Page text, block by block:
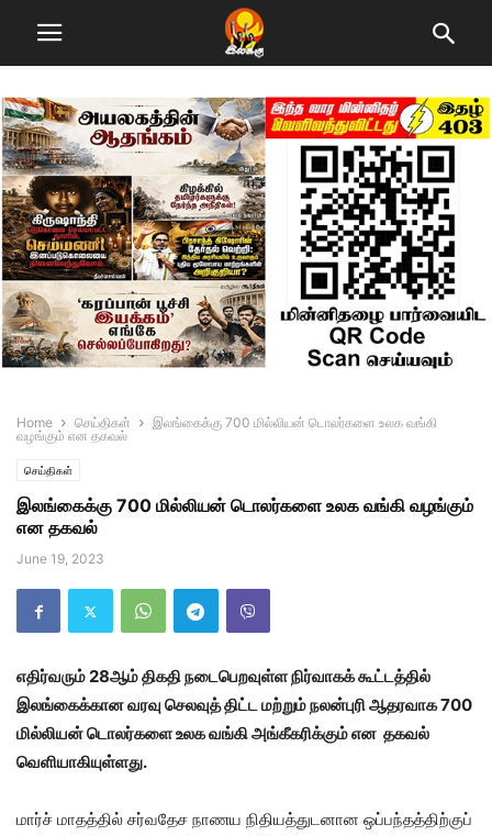
Home செய்திகள்
இலங்கைக்கு 700 மில்லியன் டொலர்களை உலக வங்கி
வழங்கும் என தகவல்
செய்திகள்
இலங்கைக்கு 700 மில்லியன் டொலர்களை உலக வங்கி வழங்கும்
என தகவல்
June 19, 2023
எதிர்வரும் 28ஆம் திகதி நடைபெறவுள்ள நிர்வாகக் கூட்டத்தில்
இலங்கைக்கான வரவு செலவுத் திட்ட மற்றும் நலன்புரி ஆதரவாக 700
மில்லியன் டொலர்களை உலக வங்கி அங்கீகரிக்கும் என தகவல்
வெளியாகியுள்ளது.
மார்ச் மாதத்தில் சர்வதேச நாணய நிதியத்துடனான ஒப்பந்தத்திற்குப்